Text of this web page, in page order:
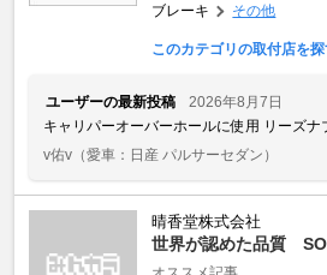
ブレーキ その他
このカテゴリの取付店を
ユーザーの最新投稿
2026年8月7日
キャリパーオーバーホールに使用 リーズナ
v佑v （愛車：日産 パルサーセダン）
晴香堂株式会社
世界が認めた品質